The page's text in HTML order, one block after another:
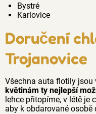
Bystré
Karlovice
Doručení
Trojanovice
Všechna auta flotily jsou
květinám ty nejlepší
lehce přitopíme, v létě je
aby k obdarované